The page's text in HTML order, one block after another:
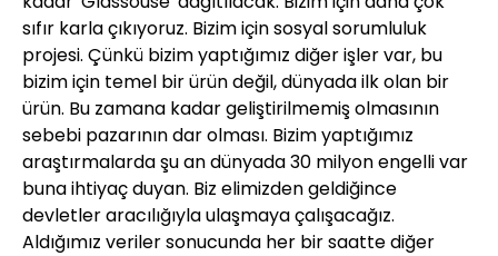
sıfır karla çıkıyoruz. Bizim için sosyal sorumluluk
projesi. Çünkü bizim yaptığımız diğer işler var, bu
bizim için temel bir ürün değil, dünyada ilk olan bir
ürün. Bu zamana kadar geliştirilmemiş olmasının
sebebi pazarının dar olması. Bizim yaptığımız
araştırmalarda şu an dünyada 30 milyon engelli var
buna ihtiyaç duyan. Biz elimizden geldiğince
devletler aracılığıyla ulaşmaya çalışacağız.
Aldığımız veriler sonucunda her bir saatte diğer